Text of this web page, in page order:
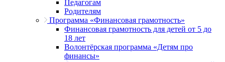
Педагогам
Родителям
Программа «Финансовая грамотность»
Финансовая грамотность для детей от 5 до
18 лет
Волонтёрская программа «Детям про
финансы»